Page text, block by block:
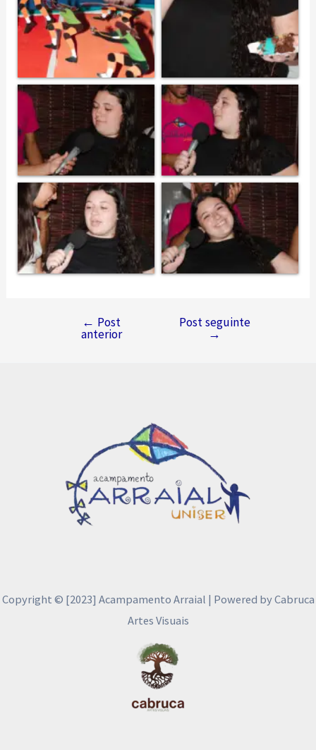
Navegação
← Post
anterior
Post seguinte
→
Copyright © [2023] Acampamento Arraial | Powered by Cabruca
Artes Visuais